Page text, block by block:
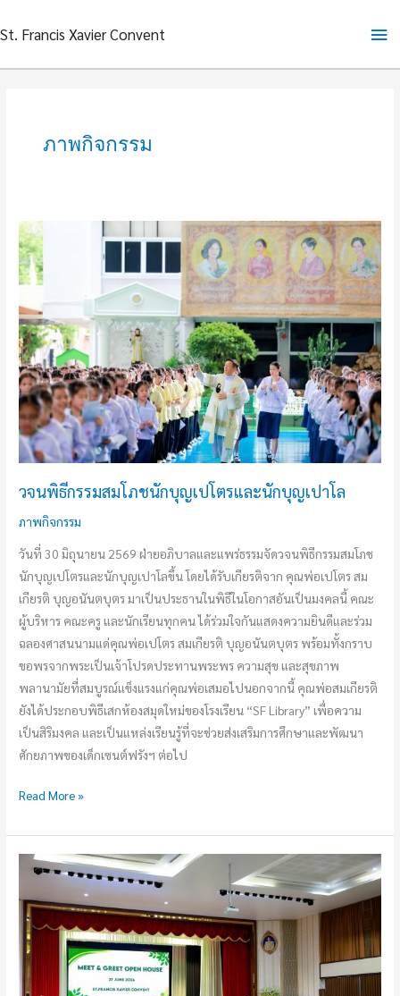
to
St. Francis Xavier Convent
ภาพกิจกรรม
วจนพิธีกรรมสมโภชนักบุญเปโตรและนักบุญเปาโล
ภาพกิจกรรม
วันที่ 30 มิถุนายน 2569 ฝ่ายอภิบาลและแพร่ธรรมจัดวจนพิธีกรรมสมโภช
นักบุญเปโตรและนักบุญเปาโลขึ้น โดยได้รับเกียรติจาก คุณพ่อเปโตร สม
เกียรติ บุญอนันตบุตร มาเป็นประธานในพิธีในโอกาสอันเป็นมงคลนี้ คณะ
ผู้บริหาร คณะครู และนักเรียนทุกคน ได้ร่วมใจกันแสดงความยินดีและร่วม
ฉลองศาสนนามแด่คุณพ่อเปโตร สมเกียรติ บุญอนันตบุตร พร้อมทั้งกราบ
ขอพรจากพระเป็นเจ้าโปรดประทานพระพร ความสุข และสุขภาพ
พลานามัยที่สมบูรณ์แข็งแรงแก่คุณพ่อเสมอไปนอกจากนี้ คุณพ่อสมเกียรติ
ยังได้ประกอบพิธีเสกห้องสมุดใหม่ของโรงเรียน “SF Library” เพื่อความ
เป็นสิริมงคล และเป็นแหล่งเรียนรู้ที่จะช่วยส่งเสริมการศึกษาและพัฒนา
ศักยภาพของเด็กเซนต์ฟรังฯ ต่อไป
ว
จน
พิธีกรรม
นัก
บุญ
เป
โตร
และ
นักบุญ
เปาโล
Read More »
House
2026